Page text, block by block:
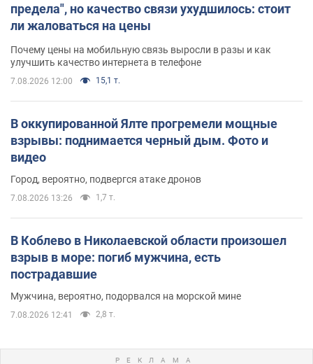
предела", но качество связи ухудшилось: стоит
ли жаловаться на цены
Почему цены на мобильную связь выросли в разы и как
улучшить качество интернета в телефоне
7.08.2026 12:00 15,1 т.
В оккупированной Ялте прогремели мощные
взрывы: поднимается черный дым. Фото и
видео
Город, вероятно, подвергся атаке дронов
7.08.2026 13:26 1,7 т.
В Коблево в Николаевской области произошел
взрыв в море: погиб мужчина, есть
пострадавшие
Мужчина, вероятно, подорвался на морской мине
7.08.2026 12:41 2,8 т.